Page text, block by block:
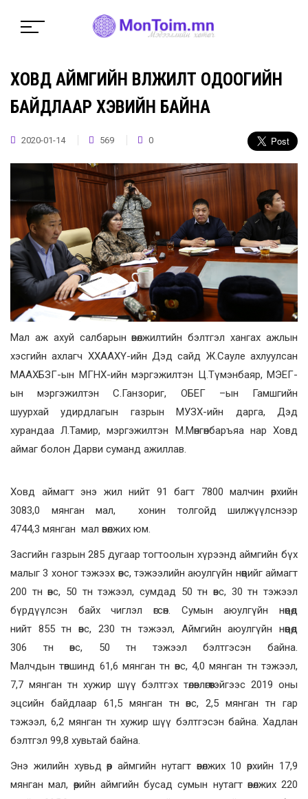
ХОВД АЙМГИЙН ӨВӨЛЖИЛТ ОДООГИЙН
БАЙДЛААР ХЭВИЙН БАЙНА
2020-01-14 569 0
Мал аж ахуй салбарын өвөлжилтийн бэлтгэл хангах ажлын
хэсгийн ахлагч ХХААХҮ-ийн Дэд сайд Ж.Сауле ахлуулсан
МААХБЗГ-ын МГНХ-ийн мэргэжилтэн Ц.Түмэнбаяр, МЭЕГ-
ын мэргэжилтэн С.Ганзориг, ОБЕГ –ын Гамшгийн
шуурхай удирдлагын газрын МУЗХ-ийн дарга, Дэд
хурандаа Л.Тамир, мэргэжилтэн М.Мөнгөнбаръяа нар Ховд
аймаг болон Дарви суманд ажиллав.
Ховд аймагт энэ жил нийт 91 багт 7800 малчин өрхийн
3083,0 мянган мал, хонин толгойд шилжүүлснээр
4744,3 мянган мал өвөлжих юм.
Засгийн газрын 285 дугаар тогтоолын хүрээнд аймгийн бүх
малыг 3 хоног тэжээх өвс, тэжээлийн аюулгүйн нөөцийг аймагт
200 тн өвс, 50 тн тэжээл, сумдад 50 тн өвс, 30 тн тэжээл
бүрдүүлсэн байх чиглэл өгсөн. Сумын аюулгүйн нөөцөд
нийт 855 тн өвс, 230 тн тэжээл, Аймгийн аюулгүйн нөөцөд
306 тн өвс, 50 тн тэжээл бэлтгэсэн байна.
Малчдын төвшинд 61,6 мянган тн өвс, 4,0 мянган тн тэжээл,
7,7 мянган тн хужир шүү бэлтгэх төлөвлөгөөтэйгээс 2019 оны
эцсийн байдлаар 61,5 мянган тн өвс, 2,5 мянган тн гар
тэжээл, 6,2 мянган тн хужир шүү бэлтгэсэн байна. Хадлан
бэлтгэл 99,8 хувьтай байна.
Энэ жилийн хувьд өөр аймгийн нутагт өвөлжих 10 өрхийн 17,9
мянган мал, өөрийн аймгийн бусад сумын нутагт өвөлжих 220